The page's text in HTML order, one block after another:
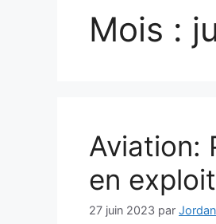
Mois :
Aviation:
en
27 juin 2023 par